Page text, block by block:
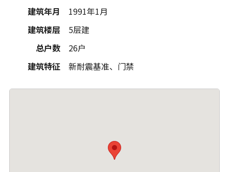
建筑年月
1991年1月
建筑楼层
5层建
总户数
26户
建筑特征
新耐震基准、门禁